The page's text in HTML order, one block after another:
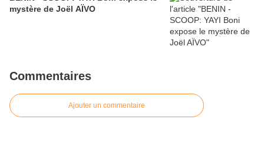
mystère de Joël AÏVO
Commentaires
Ajouter un commentaire